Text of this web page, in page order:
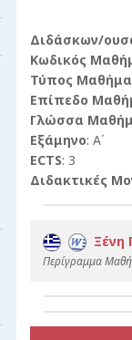
Διδάσκων/
Κωδικός
Τύπος
Επίπεδο
Γλώσσα
Εξάμηνο: Α΄
ECTS: 3
Διδακτικές
Ξένη
Περίγραμμα